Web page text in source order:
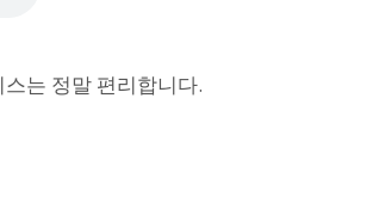
는 정말 편리합니다.